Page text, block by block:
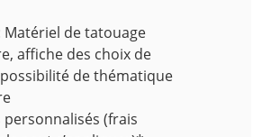
Matériel de tatouage
affiche des choix de
de thématique
(frais